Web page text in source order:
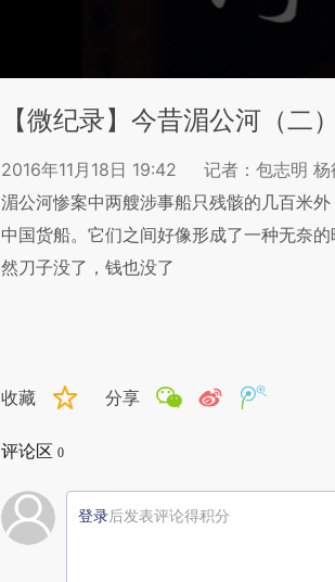
【微纪录】今昔湄公河（二
2016年11月18日 19:42
记者：包志明
湄公河惨案中两艘涉事船只残骸的几百米
中国货船。它们之间好像形成了一种无奈
然刀子没了，钱也没了
收藏 分享
评论区 0
登录后发表评论得积分